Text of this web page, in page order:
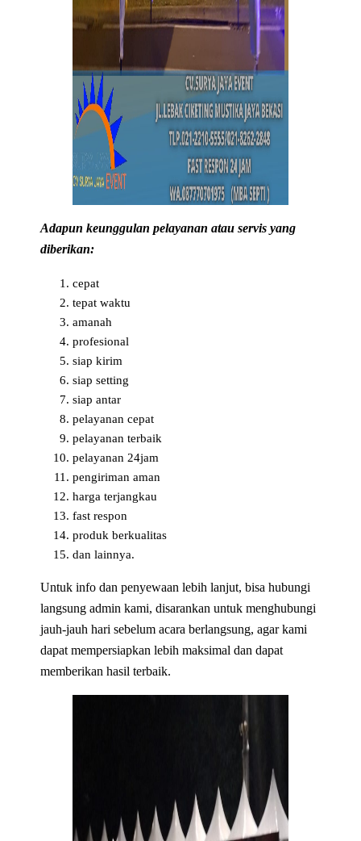
Adapun keunggulan pelayanan atau servis yang
diberikan:
cepat
tepat waktu
amanah
profesional
siap kirim
siap setting
siap antar
pelayanan cepat
pelayanan terbaik
pelayanan 24jam
pengiriman aman
harga terjangkau
fast respon
produk berkualitas
dan lainnya.
Untuk info dan penyewaan lebih lanjut, bisa hubungi
langsung admin kami, disarankan untuk menghubungi
jauh-jauh hari sebelum acara berlangsung, agar kami
dapat mempersiapkan lebih maksimal dan dapat
memberikan hasil terbaik.